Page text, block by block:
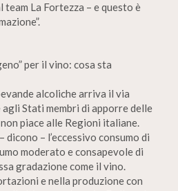
La Fortezza – e questo è
per il vino: cosa sta
alcoliche arriva il via
agli Stati membri di apporre delle
piace alle Regioni italiane.
dicono – l’eccessivo consumo di
moderato e consapevole di
gradazione come il vino.
e nella produzione con